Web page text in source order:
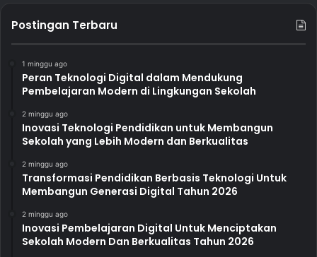
Postingan Terbaru
1 minggu ago
Peran Teknologi Digital dalam Mendukung
Pembelajaran Modern di Lingkungan Sekolah
2 minggu ago
Inovasi Teknologi Pendidikan untuk Membangun
Sekolah yang Lebih Modern dan Berkualitas
2 minggu ago
Transformasi Pendidikan Berbasis Teknologi Untuk
Membangun Generasi Digital Tahun 2026
2 minggu ago
Inovasi Pembelajaran Digital Untuk Menciptakan
Sekolah Modern Dan Berkualitas Tahun 2026